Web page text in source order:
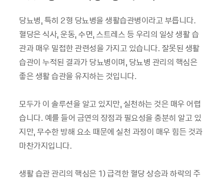
당뇨병, 특히 2형 당뇨병을 생활습관병이라고 부릅니다.
혈당은 식사, 운동, 수면, 스트레스 등 우리의 일상 생활 습
관과 매우 밀접한 관련성을 가지고 있습니다. 잘못된 생활
습관이 누적된 결과가 당뇨병이며, 당뇨병 관리의 핵심은
좋은 생활 습관을 유지하는 것입니다.
모두가 이 솔루션을 알고 있지만, 실천하는 것은 매우 어렵
습니다. 예를 들어 금연의 장점과 필요성을 충분히 알고 있
지만, 무수한 방해 요소 때문에 실천 과정이 매우 힘든 것과
마찬가지입니다.
생활 습관 관리의 핵심은 1) 급격한 혈당 상승과 하락의 주